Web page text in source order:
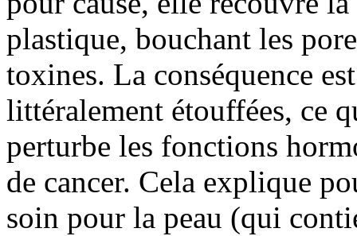
plastique, bouchant les
toxines. La conséquence
littéralement étouffées, ce
perturbe les fonctions
de cancer. Cela explique
soin pour la peau (qui